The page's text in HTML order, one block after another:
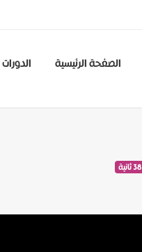
الصفحة الرئيسية الدورات